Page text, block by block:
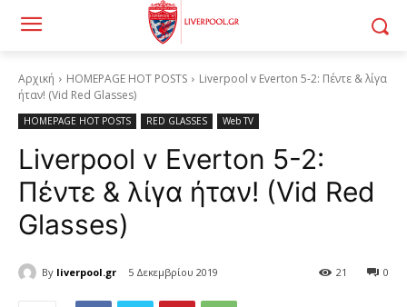
Αρχική HOMEPAGE HOT POSTS
Liverpool v Everton 5-2: Πέντε & λίγα
ήταν! (Vid Red Glasses)
HOMEPAGE HOT POSTS RED GLASSES Web TV
Liverpool v Everton 5-2:
Πέντε & λίγα ήταν! (Vid Red
Glasses)
By liverpool.gr 5 Δεκεμβρίου 2019 0
21